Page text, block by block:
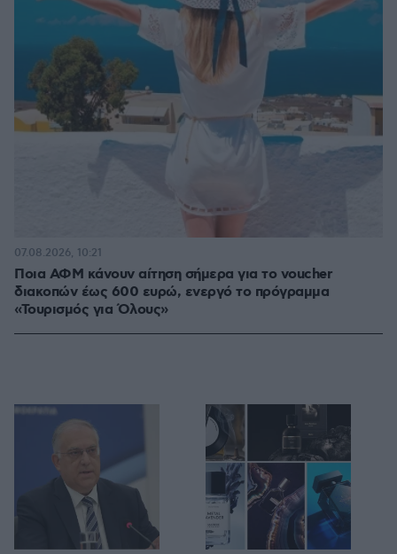
Ποια ΑΦΜ κάνουν αίτηση σήμερα για το voucher
διακοπών έως 600 ευρώ, ενεργό το πρόγραμμα
«Τουρισμός για Όλους»
07.08.2026, 10:21